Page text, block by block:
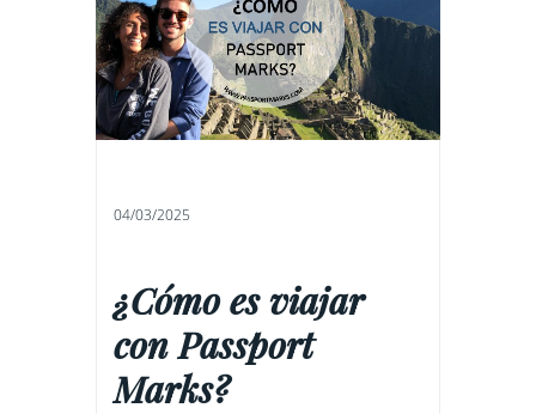
04/03/2025
¿Cómo es viajar
con Passport
Marks?